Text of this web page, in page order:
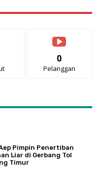
0
Pelanggan
Pimpin Penertiban
Liar di Gerbang Tol
Timur